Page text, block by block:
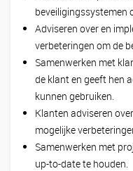
beveiligingssystemen
Adviseren over en
verbeteringen om de
Samenwerken met
de klant en geeft hen
kunnen gebruiken.
Klanten adviseren
mogelijke
Samenwerken met
up-to-date te houden.